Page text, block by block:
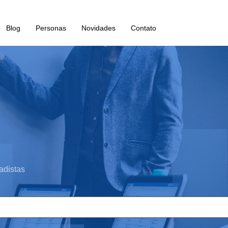
Blog Personas Novidades Contato